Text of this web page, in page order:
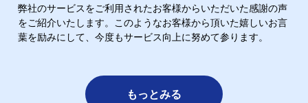
弊社のサービスをご利用されたお客様からいただいた感謝の声
をご紹介いたします。このようなお客様から頂いた嬉しいお言
葉を励みにして、今度もサービス向上に努めて参ります。
もっとみる